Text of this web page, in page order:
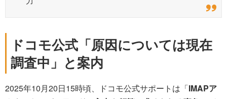
ドコモ公式「原因については現在
調査中」と案内
2025年10月20日15時頃、ドコモ公式サポートは「IMAPア